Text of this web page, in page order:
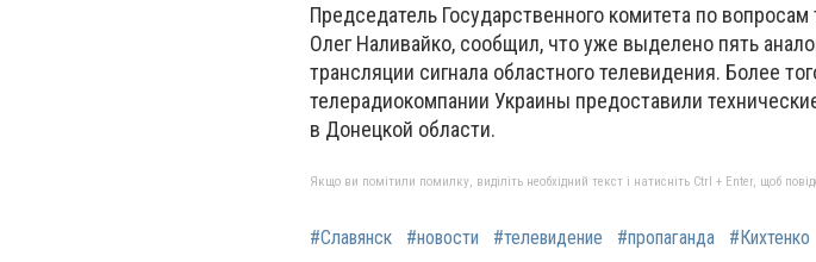
Председатель Государственного комитета по
Олег Наливайко, сообщил, что уже выделено пять
трансляции сигнала областного телевидения. Более
телерадиокомпании Украины предоставили
в Донецкой области.
Якщо ви помітили помилку, виділіть необхідний текст і натисніть Ctrl + Enter, щоб
#Славянск #новости #телевидение #пропаганда #Кихтенко